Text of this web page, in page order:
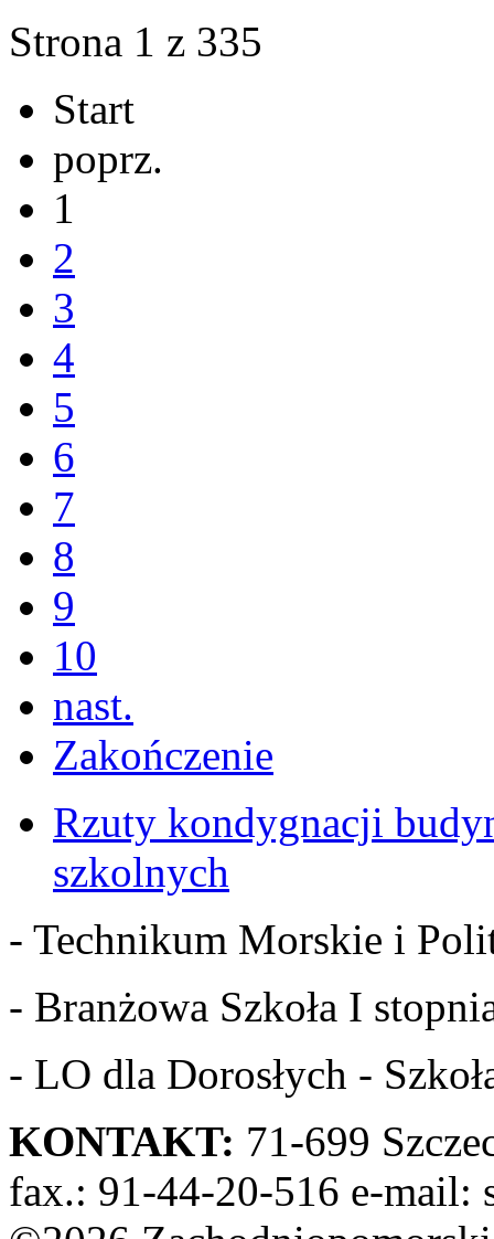
Strona 1 z 335
Start
poprz.
1
2
3
4
5
6
7
8
9
10
nast.
Zakończenie
Rzuty kondygnacji
szkolnych
- Technikum Morskie i
- Branżowa Szkoła I
- LO dla Dorosłych -
KONTAKT: 71-699
fax.: 91-44-20-516 e-mail: